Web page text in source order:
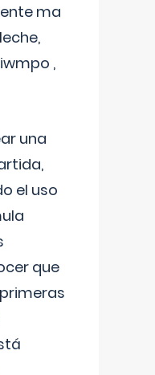
ma
,
una
el uso
que